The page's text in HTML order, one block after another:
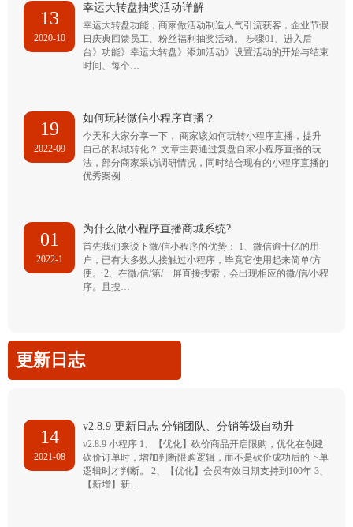
13
2020-10
幸运大转盘抽奖活动详解
幸运大转盘功能，商家做活动制造人气引流获客，企业节假
日庆典回馈员工、粉丝福利抽奖活动。 步骤01、进入后
台》功能》幸运大转盘》添加活动》设置活动的开始与结束
时间、每个…
19
2022-09
如何玩转微信小程序直播？
今天和大家分享一下， 商家该如何玩转小程序直播，提升
自己的私域转化？ 文章主要通过复盘自家小程序直播的玩
法，部分商家采访调研情况，同时结合现有的小程序直播的
优秀案例…
01
2022-1
为什么做小程序直播商城系统?
首先我们来说下微/信小程序的优势： 1、微信逾十亿的用
户，已有大多数人接触过小程序，毕竟它使用起来简单/方
便。 2、在微/信/第/一屏直接搜索，会出现相应的微/信/小程
序。且搜…
更新日志
14
2021-08
v2.8.9 更新日志 分销团队、分销等级自动升
v2.8.9 小程序 1、【优化】砍价商品开启限购，优化在创建
砍价订单时，增加判断限购逻辑，而不是砍价成功后的下单
逻辑时才判断。 2、【优化】会员有效日期支持到100年 3、
【新增】新…